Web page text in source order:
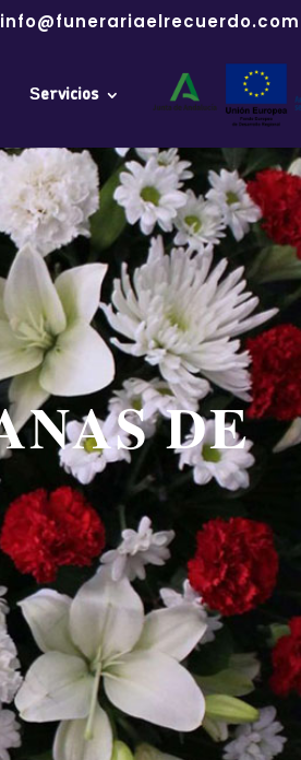
info@funerariaelrecuerdo.com
Servicios
DE